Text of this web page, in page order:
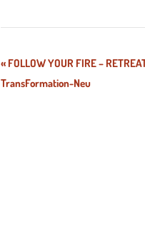
Veranstaltung-
Navigation
« FOLLOW YOUR FIRE –
TransFormation-Neu